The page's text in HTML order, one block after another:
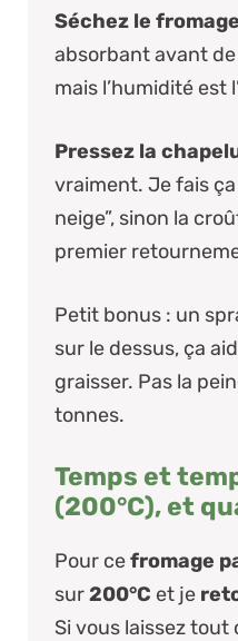
Séchez le fromage
absorbant avant de
mais l’humidité est
Pressez la
vraiment. Je fais
neige”, sinon la
premier
Petit bonus : un
sur le dessus, ça
graisser. Pas la
tonnes.
Temps et
(200°C), et
Pour cefromage
sur200°C et je
Si vous laissez tout